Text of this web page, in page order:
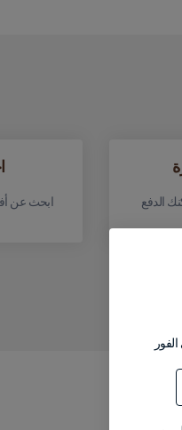
ابحث عن
الدفع